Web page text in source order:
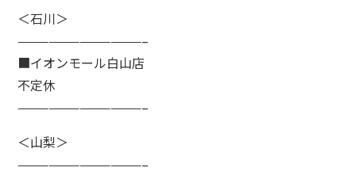
＜石川＞
————————————–
■イオンモール白山店
不定休
————————————–
＜山梨＞
————————————–